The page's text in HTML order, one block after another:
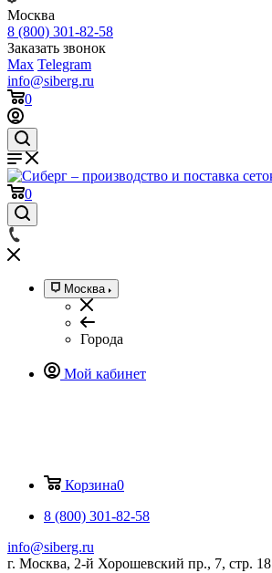
Москва
8 (800) 301-82-58
Заказать звонок
Max Telegram
info@siberg.ru
0
0
Москва
Города
Мой кабинет
Корзина0
8 (800) 301-82-58
info@siberg.ru
г. Москва, 2-й Хорошевский пр., 7, стр. 18